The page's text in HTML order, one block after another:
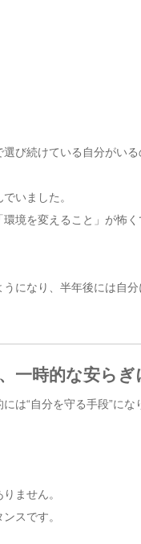
び続けている自分がいる
いました。
境を変えること」が怖
になり、半年後には自
一時的な安らぎ
は“自分を守る手段”にな
ません。
スです。